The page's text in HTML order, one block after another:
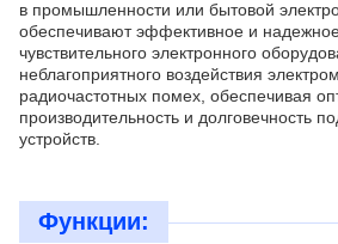
в промышленности или бытовой
обеспечивают эффективное и
чувствительного электронного
неблагоприятного воздействия
радиочастотных помех, обеспечивая
производительность и долговечность
устройств.
Функции: